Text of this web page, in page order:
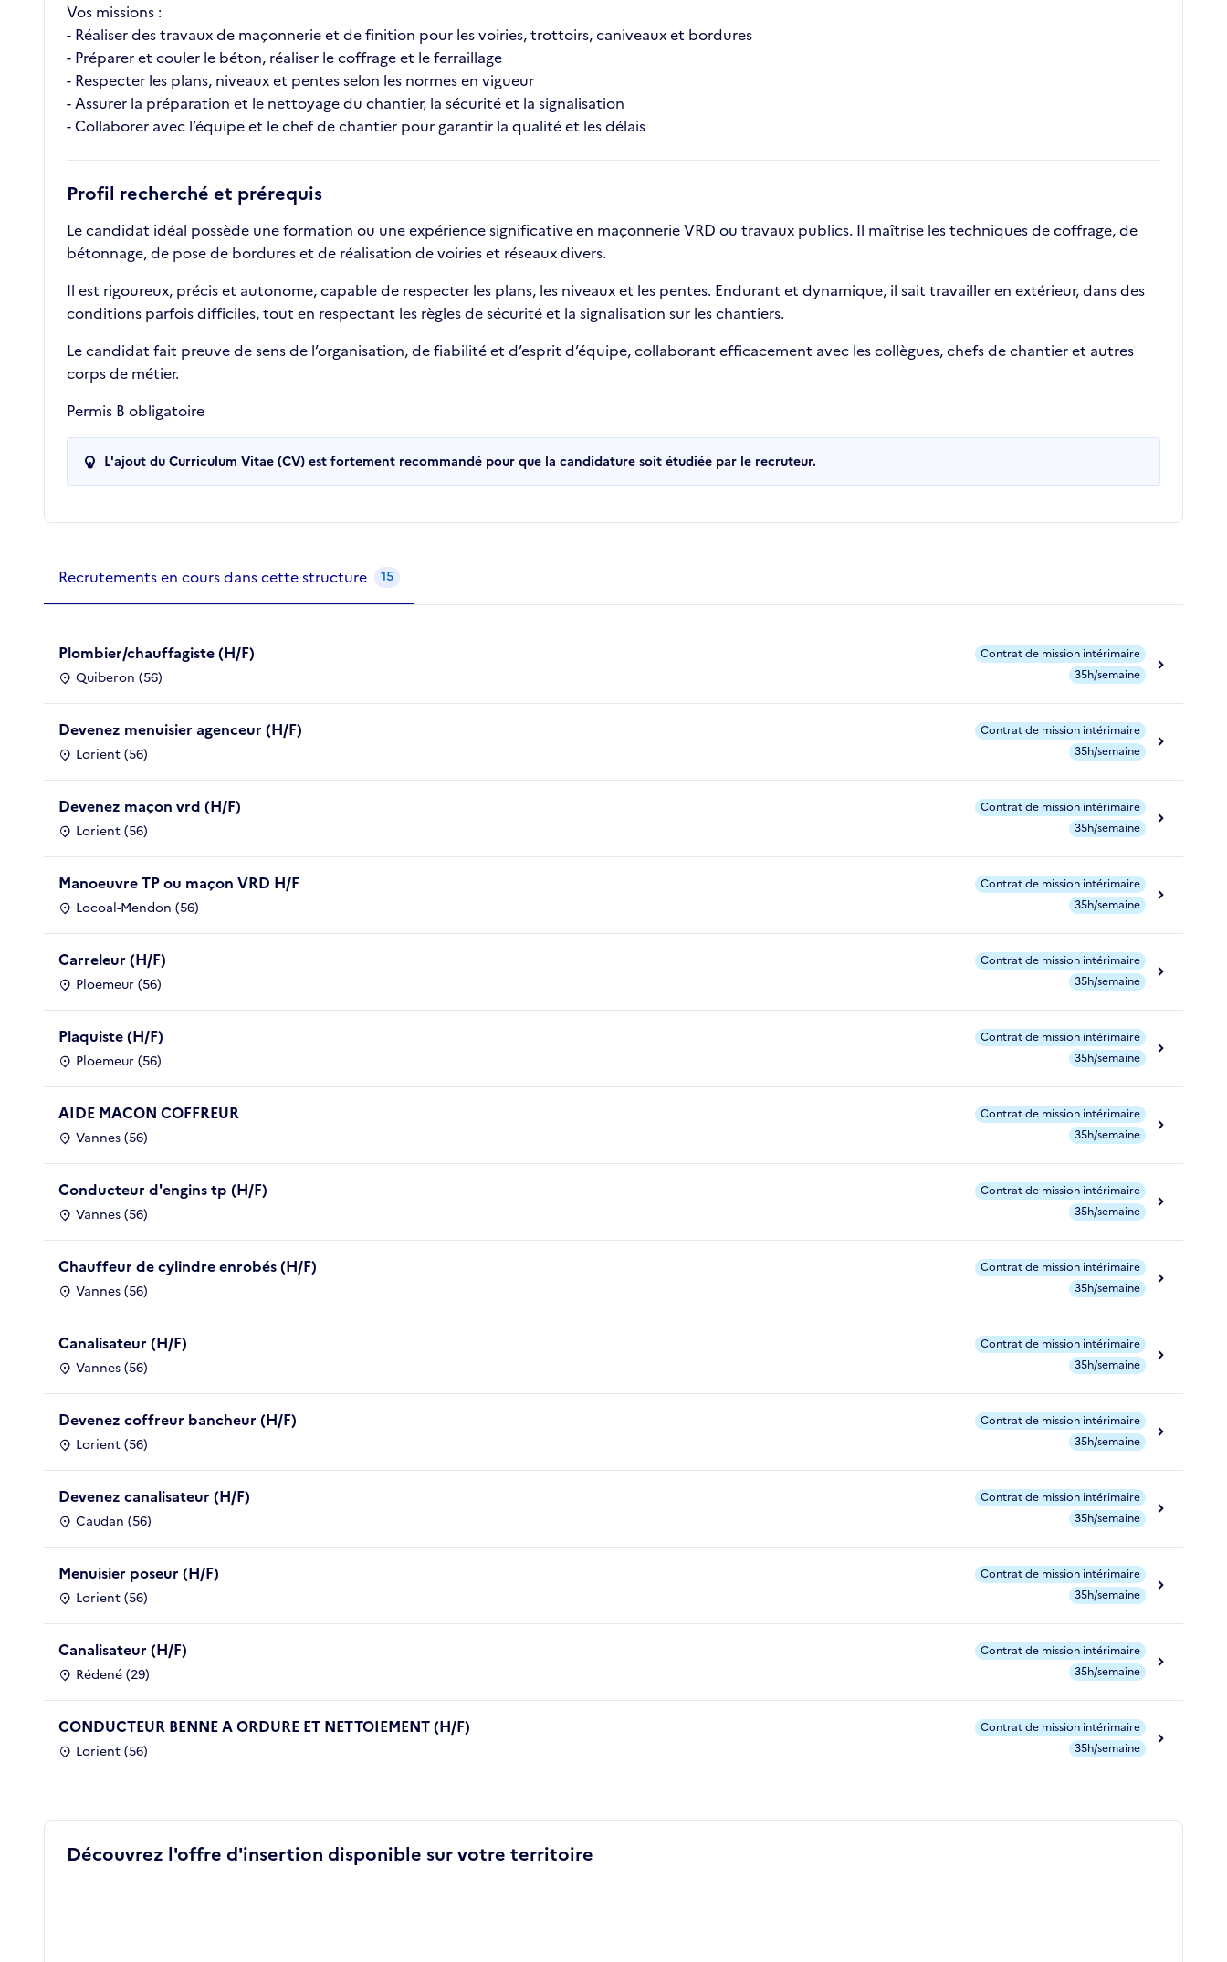
Vos missions :
- Réaliser des travaux de maçonnerie et de finition pour les voiries, trottoirs, caniveaux et bordures
- Préparer et couler le béton, réaliser le coffrage et le ferraillage
- Respecter les plans, niveaux et pentes selon les normes en vigueur
- Assurer la préparation et le nettoyage du chantier, la sécurité et la signalisation
- Collaborer avec l’équipe et le chef de chantier pour garantir la qualité et les délais
Profil recherché et prérequis
Le candidat idéal possède une formation ou une expérience significative en maçonnerie VRD ou travaux publics. Il maîtrise les techniques de coffrage, de
bétonnage, de pose de bordures et de réalisation de voiries et réseaux divers.
Il est rigoureux, précis et autonome, capable de respecter les plans, les niveaux et les pentes. Endurant et dynamique, il sait travailler en extérieur, dans des
conditions parfois difficiles, tout en respectant les règles de sécurité et la signalisation sur les chantiers.
Le candidat fait preuve de sens de l’organisation, de fiabilité et d’esprit d’équipe, collaborant efficacement avec les collègues, chefs de chantier et autres
corps de métier.
Permis B obligatoire
L'ajout du Curriculum Vitae (CV) est fortement recommandé pour que la candidature soit étudiée par le recruteur.
Recrutements de la structure
Recrutements en cours dans cette structure 15
Plombier/chauffagiste (H/F)
Quiberon (56)
Contrat de mission intérimaire
35h/semaine
Devenez menuisier agenceur (H/F)
Lorient (56)
Contrat de mission intérimaire
35h/semaine
Devenez maçon vrd (H/F)
Lorient (56)
Contrat de mission intérimaire
35h/semaine
Manoeuvre TP ou maçon VRD H/F
Locoal-Mendon (56)
Contrat de mission intérimaire
35h/semaine
Carreleur (H/F)
Ploemeur (56)
Contrat de mission intérimaire
35h/semaine
Plaquiste (H/F)
Ploemeur (56)
Contrat de mission intérimaire
35h/semaine
AIDE MACON COFFREUR
Vannes (56)
Contrat de mission intérimaire
35h/semaine
Conducteur d'engins tp (H/F)
Vannes (56)
Contrat de mission intérimaire
35h/semaine
Chauffeur de cylindre enrobés (H/F)
Vannes (56)
Contrat de mission intérimaire
35h/semaine
Canalisateur (H/F)
Vannes (56)
Contrat de mission intérimaire
35h/semaine
Devenez coffreur bancheur (H/F)
Lorient (56)
Contrat de mission intérimaire
35h/semaine
Devenez canalisateur (H/F)
Caudan (56)
Contrat de mission intérimaire
35h/semaine
Menuisier poseur (H/F)
Lorient (56)
Contrat de mission intérimaire
35h/semaine
Canalisateur (H/F)
Rédené (29)
Contrat de mission intérimaire
35h/semaine
CONDUCTEUR BENNE A ORDURE ET NETTOIEMENT (H/F)
Lorient (56)
Contrat de mission intérimaire
35h/semaine
Découvrez l'offre d'insertion disponible sur votre territoire